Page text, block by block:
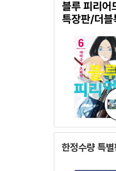
한정수량 특별